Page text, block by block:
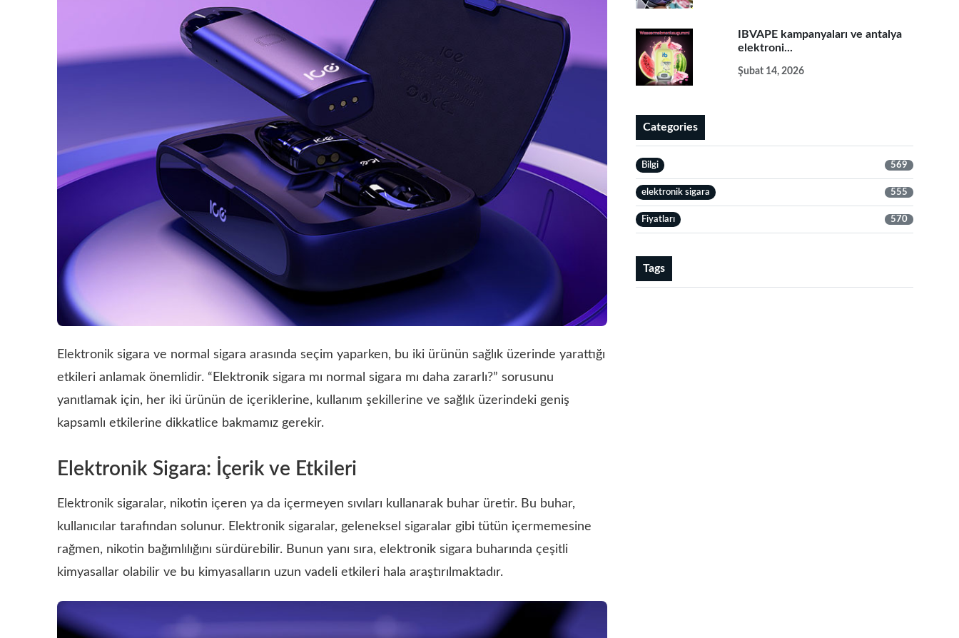
Elektronik sigara ve normal sigara arasında seçim yaparken, bu iki ürünün sağlık üzerinde yarattığı
etkileri anlamak önemlidir. “Elektronik sigara mı normal sigara mı daha zararlı?” sorusunu
yanıtlamak için, her iki ürünün de içeriklerine, kullanım şekillerine ve sağlık üzerindeki geniş
kapsamlı etkilerine dikkatlice bakmamız gerekir.
Elektronik Sigara: İçerik ve Etkileri
Elektronik sigaralar, nikotin içeren ya da içermeyen sıvıları kullanarak buhar üretir. Bu buhar,
kullanıcılar tarafından solunur. Elektronik sigaralar, geleneksel sigaralar gibi tütün içermemesine
rağmen, nikotin bağımlılığını sürdürebilir. Bunun yanı sıra, elektronik sigara buharında çeşitli
kimyasallar olabilir ve bu kimyasalların uzun vadeli etkileri hala araştırılmaktadır.
IBVAPE kampanyaları ve antalya
elektroni...
Şubat 14, 2026
Categories
Bilgi 569
elektronik sigara 555
Fiyatları 570
Tags